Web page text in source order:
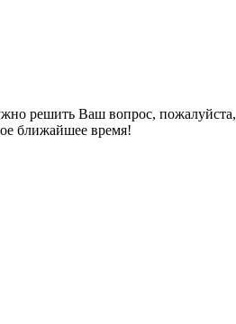
решить Ваш вопрос, пожалуйста,
ближайшее время!